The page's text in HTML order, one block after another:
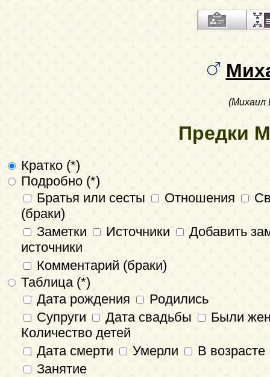
(Михаил
Предки
Кратко (*)
Подробно (*)
Братья или сесты
Отношения
(браки)
Заметки
Источники
Добавить
источники
Комментарий (браки)
Таблица (*)
Дата рождения
Родились
Супруги
Дата свадьбы
Были
Количество детей
Дата смерти
Умерли
В возрасте
Занятие